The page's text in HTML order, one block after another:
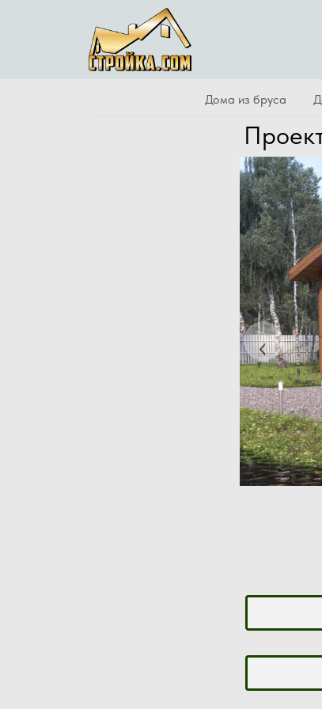
Дома из бруса
‹Previous